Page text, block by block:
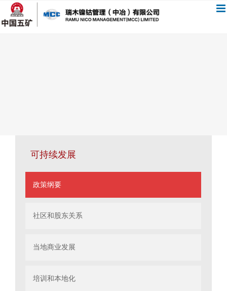
过
可持续发展
政策纲要
社区和股东关系
当地商业发展
培训和本地化